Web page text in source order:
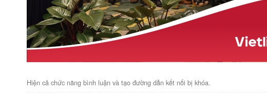
Hiện cả chức năng bình luận và tạo đường dẫn kết nối bị khóa.